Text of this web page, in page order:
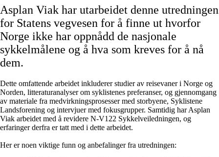
Asplan Viak har utarbeidet denne utredningen
for Statens vegvesen for å finne ut hvorfor
Norge ikke har oppnådd de nasjonale
sykkelmålene og å hva som kreves for å nå
dem.
Dette omfattende arbeidet inkluderer studier av reisevaner i Norge og
Norden, litteraturanalyser om syklistenes preferanser, og gjennomgang
av materiale fra medvirkningsprosesser med storbyene, Syklistene
Landsforening og intervjuer med fokusgrupper. Samtidig har Asplan
Viak arbeidet med å revidere N-V122 Sykkelveiledningen, og
erfaringer derfra er tatt med i dette arbeidet.
Her er noen viktige funn og anbefalinger fra utredningen: